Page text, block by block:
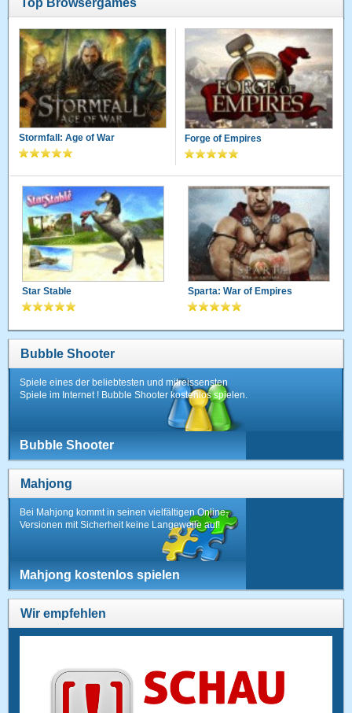
Top Browsergames
Stormfall: Age of War Forge of Empires
Star Stable Sparta: War of Empires
Bubble Shooter
Spiele eines der beliebtesten und mitreissensten
Spiele im Internet ! Bubble Shooter kostenlos spielen.
Bubble Shooter
Mahjong
Bei Mahjong kommt in seinen vielfältigen Online-
Versionen mit Sicherheit keine Langeweile auf!
Mahjong kostenlos spielen
Wir empfehlen